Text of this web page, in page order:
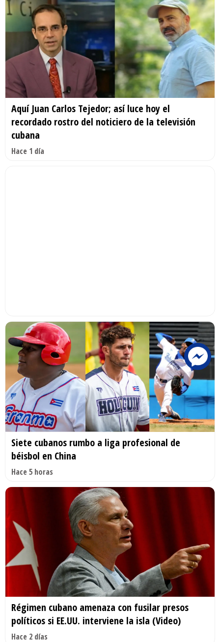
Aquí Juan Carlos Tejedor; así luce hoy el
recordado rostro del noticiero de la televisión
cubana
Hace 1 día
Siete cubanos rumbo a liga profesional de
béisbol en China
Hace 5 horas
Régimen cubano amenaza con fusilar presos
políticos si EE.UU. interviene la isla (Video)
Hace 2 días